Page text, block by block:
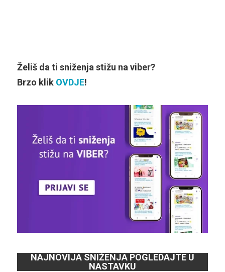
Želiš da ti sniženja stižu na viber?
Brzo klik OVDJE!
NAJNOVIJA SNIŽENJA POGLEDAJTE U
NASTAVKU